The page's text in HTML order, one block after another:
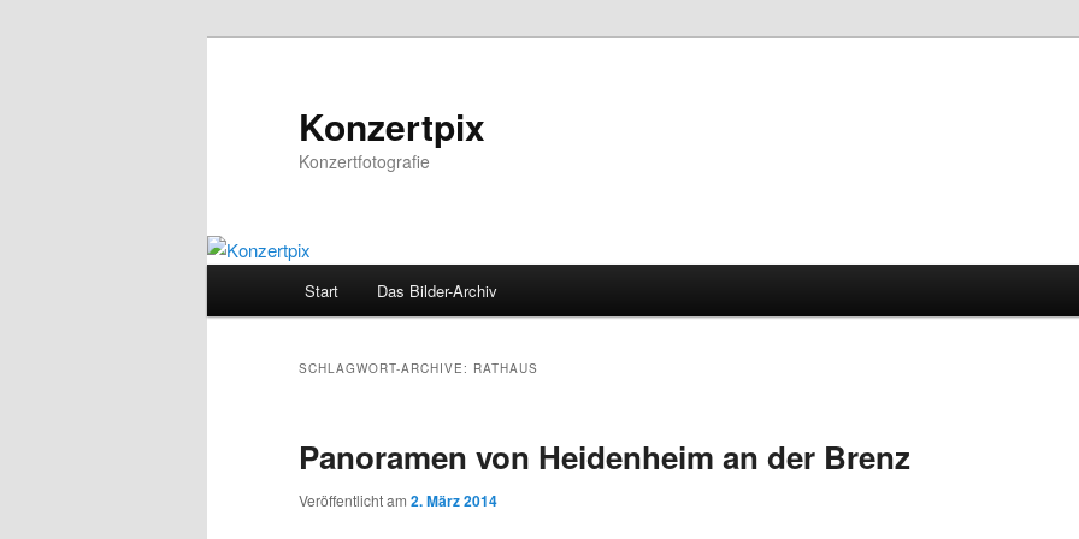
Konzertpix
Konzertfotografie
Start Das Bilder-Archiv
SCHLAGWORT-ARCHIVE: RATHAUS
Panoramen von Heidenheim an der Brenz
Veröffentlicht am 2. März 2014